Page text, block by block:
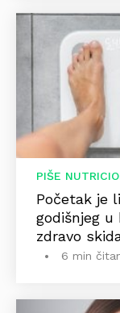
PIŠE
Početak je
godišnjeg u
zdravo
6 min